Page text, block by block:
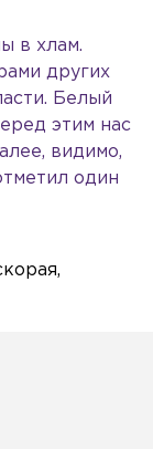
в хлам.
других
Белый
этим нас
видимо,
один